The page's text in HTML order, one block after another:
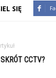
SIĘ
CCTV?